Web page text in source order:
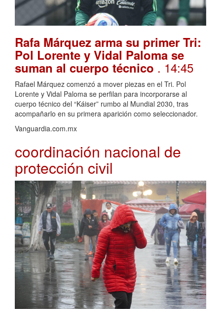
Rafa Márquez arma su primer Tri:
Pol Lorente y Vidal Paloma se
suman al cuerpo técnico . 14:45
Rafael Márquez comenzó a mover piezas en el Tri. Pol
Lorente y Vidal Paloma se perfilan para incorporarse al
cuerpo técnico del “Káiser” rumbo al Mundial 2030, tras
acompañarlo en su primera aparición como seleccionador.
Vanguardia.com.mx
coordinación nacional de
protección civil